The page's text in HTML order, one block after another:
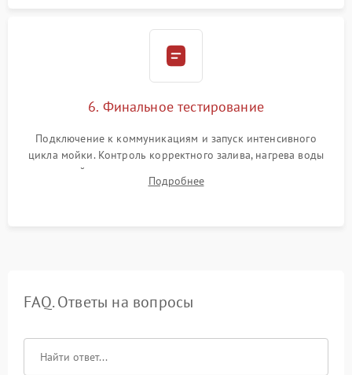
6. Финальное тестирование
Подключение к коммуникациям и запуск интенсивного
цикла мойки. Контроль корректного залива, нагрева воды
до нужной температуры, отсутствия посторонних шумов,
штатного слива и абсолютной сухости в поддоне.
Подробнее
FAQ. Ответы на вопросы